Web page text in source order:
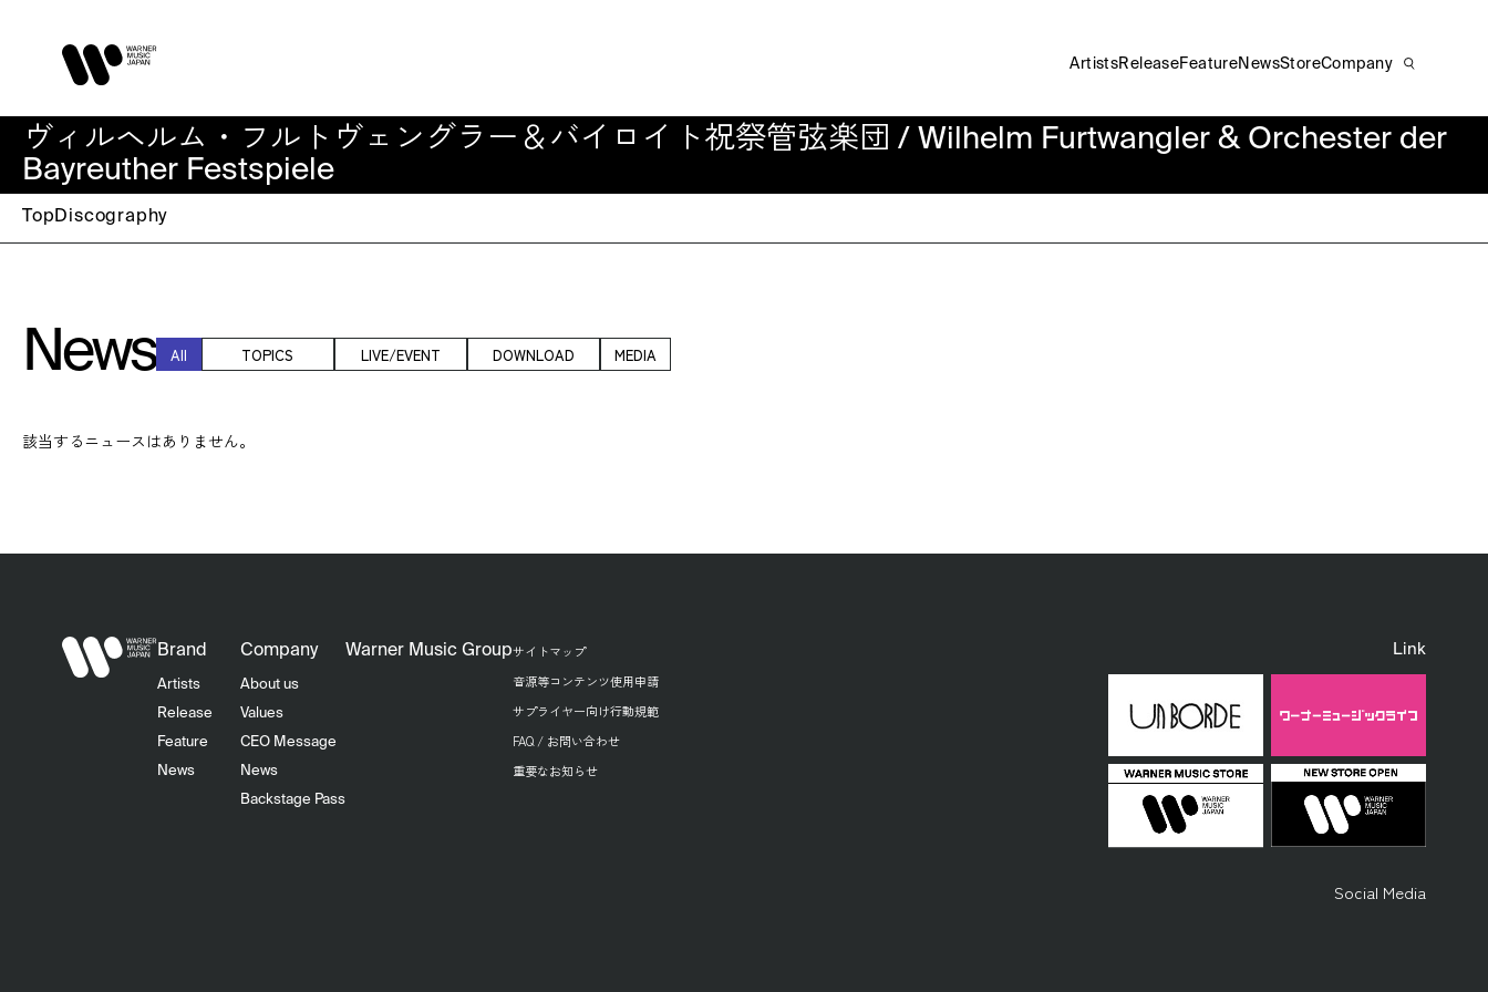
ヴィルヘルム・フルトヴェングラー＆バイロイト祝祭管弦楽団 / Wilhelm Furtwangler & Orchester der
Bayreuther Festspiele
Top Discography
News All TOPICS LIVE/EVENT DOWNLOAD MEDIA
該当するニュースはありません。
ArtistsReleaseFeature NewsStoreCompany
Brand
Artists
Release
Feature
News
Company
About us
Values
CEO Message
News
Backstage Pass
Warner Music Groupサイトマップ
音源等コンテンツ使用申請
サプライヤー向け行動規範
FAQ / お問い合わせ
重要なお知らせ
Link
Social Media